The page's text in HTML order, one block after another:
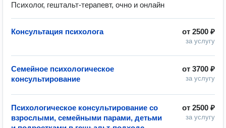
Психолог, гештальт-терапевт, очно и онлайн
от 2500 ₽
за услугу
Консультация психолога
от 3700 ₽
за услугу
Семейное психологическое
консультирование
от 2500 ₽
за услугу
Психологическое консультирование со
взрослыми, семейными парами, детьми